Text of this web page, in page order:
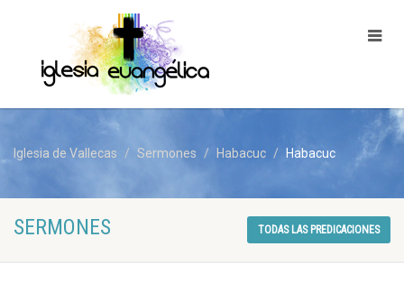
Iglesia de Vallecas Sermones Habacuc Habacuc
SERMONES TODAS LAS PREDICACIONES